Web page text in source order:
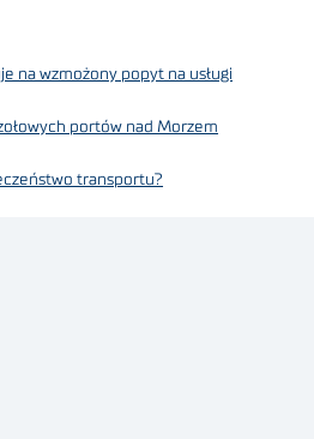
na wzmożony popyt na usługi
portów nad Morzem
transportu?